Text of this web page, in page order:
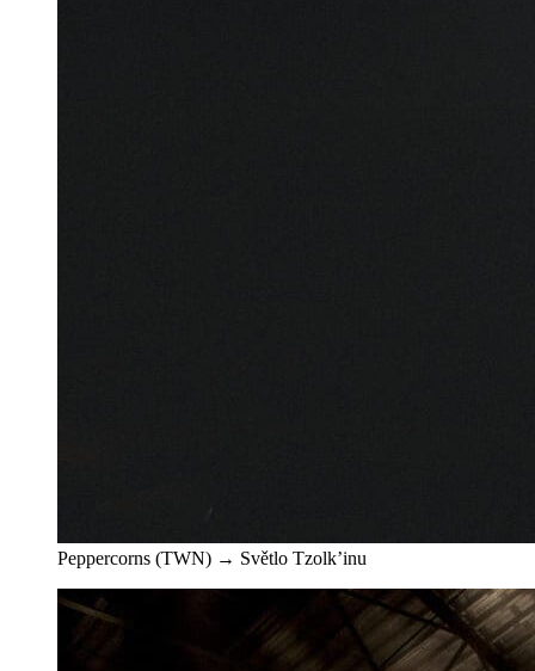
Peppercorns (TWN) → Světlo Tzolk’inu